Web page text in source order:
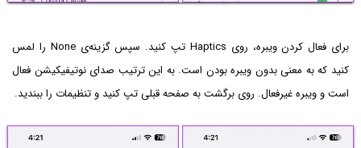
برای فعال کردن ویبره، روی Haptics تپ کنید. سپس گزینه‌ی None‌ را لمس
کنید که به معنی بدون ویبره بودن است. به این ترتیب صدای نوتیفیکیشن فعال
است و ویبره غیرفعال. روی برگشت به صفحه قبلی تپ کنید و تنظیمات را ببندید.